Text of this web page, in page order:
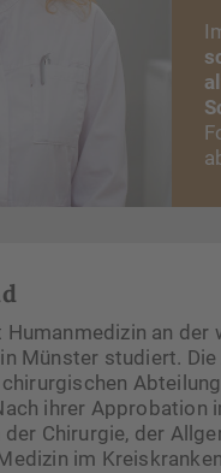
Humanmedizin an der
Münster studiert.
ihrer Approbation
Chirurgie, der
im